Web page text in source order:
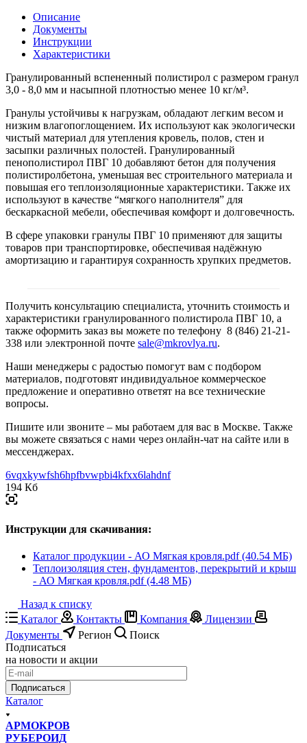
Описание
Документы
Инструкции
Характеристики
Гранулированный вспененный полистирол с размером гранул
3,0 - 8,0 мм и насыпной плотностью менее 10 кг/м³.
Гранулы устойчивы к нагрузкам, обладают легким весом и
низким влагопоглощением. Их используют как экологически
чистый материал для утепления кровель, полов, стен и
засыпки различных полостей. Гранулированный
пенополистирол ПВГ 10 добавляют бетон для получения
полистиролбетона, уменьшая вес строительного материала и
повышая его теплоизоляционные характеристики. Также их
используют в качестве “мягкого наполнителя” для
бескаркасной мебели, обеспечивая комфорт и долговечность.
В сфере упаковки гранулы ПВГ 10 применяют для защиты
товаров при транспортировке, обеспечивая надёжную
амортизацию и гарантируя сохранность хрупких предметов.
Получить консультацию специалиста, уточнить стоимость и
характеристики гранулированного полистирола ПВГ 10, а
также оформить заказ вы можете по телефону 8 (846) 21-21-
338 или электронной почте sale@mkrovlya.ru.
Наши менеджеры с радостью помогут вам с подбором
материалов, подготовят индивидуальное коммерческое
предложение и оперативно ответят на все технические
вопросы.
Пишите или звоните – мы работаем для вас в Москве. Также
вы можете связаться с нами через онлайн-чат на сайте или в
мессенджерах.
6vqxkywfsh6hpfbvwpbi4kfxx6lahdnf
194 Кб
Инструкции для скачивания:
Каталог продукции - АО Мягкая кровля.pdf (40.54 МБ)
Теплоизоляция стен, фундаментов, перекрытий и крыш
- АО Мягкая кровля.pdf (4.48 МБ)
Назад к списку
Каталог
Контакты Компания
Лицензии
Документы
Регион
Поиск
Подписаться
на новости и акции
Подписаться
Каталог
АРМОКРОВ
РУБЕРОИД